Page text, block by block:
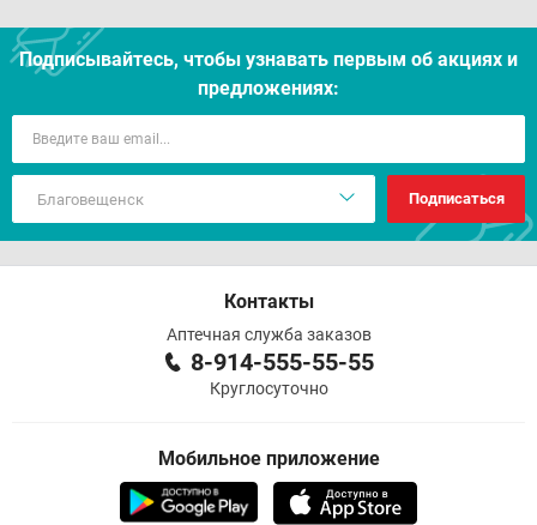
Подписывайтесь, чтобы узнавать первым об акцияx и
предложениях:
Подписаться
Контакты
Аптечная служба заказов
8-914-555-55-55
Круглосуточно
Мобильное приложение